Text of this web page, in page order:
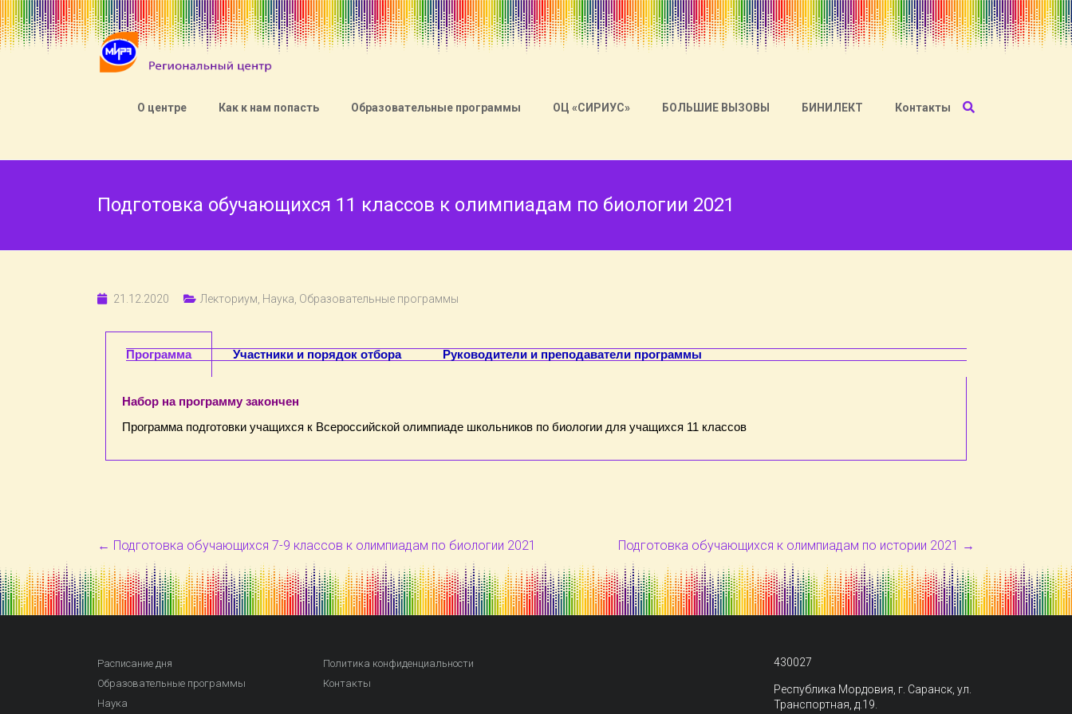
О центре Как к нам попасть Образовательные программы ОЦ «СИРИУС» БОЛЬШИЕ ВЫЗОВЫ БИНИЛЕКТ Контакты
Подготовка обучающихся 11 классов к олимпиадам по биологии 2021
21.12.2020 Лекториум Наука Образовательные программы
Программа Участники и порядок отбора Руководители и преподаватели программы
Набор на программу закончен
Программа подготовки учащихся к Всероссийской олимпиаде школьников по биологии для учащихся 11 классов
← Подготовка обучающихся 7-9 классов к олимпиадам по биологии 2021 Подготовка обучающихся к олимпиадам по истории 2021 →
Расписание дня
Образовательные программы
Наука
Политика конфиденциальности
Контакты
430027
Республика Мордовия, г. Саранск, ул.
Транспортная, д.19.